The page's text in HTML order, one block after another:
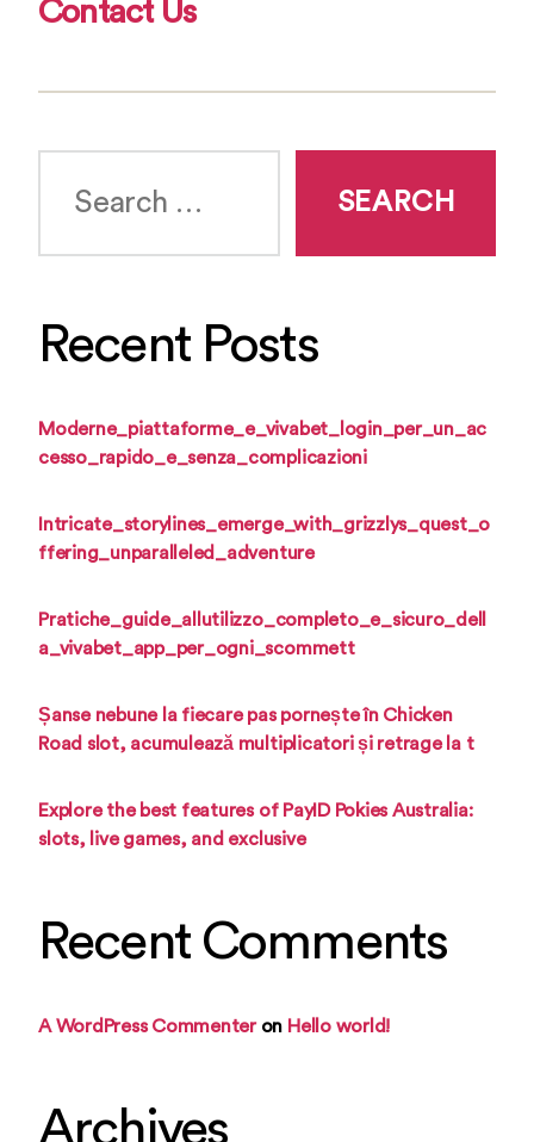
Contact Us
Recent Posts
Moderne_piattaforme_e_vivabet_login_per_un_ac
cesso_rapido_e_senza_complicazioni
Intricate_storylines_emerge_with_grizzlys_quest_o
ffering_unparalleled_adventure
Pratiche_guide_allutilizzo_completo_e_sicuro_dell
a_vivabet_app_per_ogni_scommett
Șanse nebune la fiecare pas pornește în Chicken
Road slot, acumulează multiplicatori și retrage la t
Explore the best features of PayID Pokies Australia:
slots, live games, and exclusive
Recent Comments
A WordPress Commenteron Hello world!
Archives